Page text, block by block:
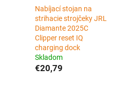
Nabíjací stojan na
strihacie strojčeky JRL
Diamante 2025C
Clipper reset IQ
charging dock
Skladom
€20,79